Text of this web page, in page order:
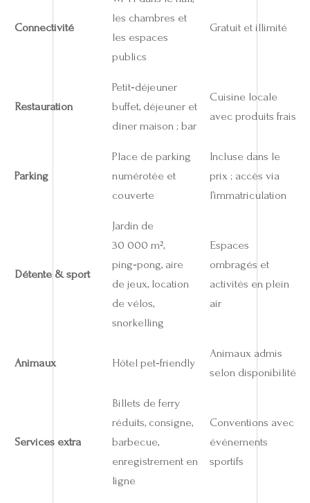
Connectivité
les chambres et
les espaces
publics
Gratuit et illimité
Restauration
Petit‑déjeuner
buffet, déjeuner et
dîner maison ; bar
Cuisine locale
avec produits frais
Parking
Place de parking
numérotée et
couverte
Incluse dans le
prix ; accès via
l’immatriculation
Détente & sport
Jardin de
30 000 m²,
ping‑pong, aire
de jeux, location
de vélos,
snorkelling
Espaces
ombragés et
activités en plein
air
Animaux Hôtel pet‑friendly
Animaux admis
selon disponibilité
Services extra
Billets de ferry
réduits, consigne,
barbecue,
enregistrement en
ligne
Conventions avec
événements
sportifs